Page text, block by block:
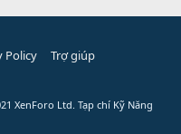
Policy
Trợ giúp
XenForo Ltd. Tạp chí Kỹ Năng